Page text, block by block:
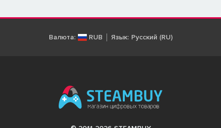
Валюта: RUB Язык: Русский (RU)